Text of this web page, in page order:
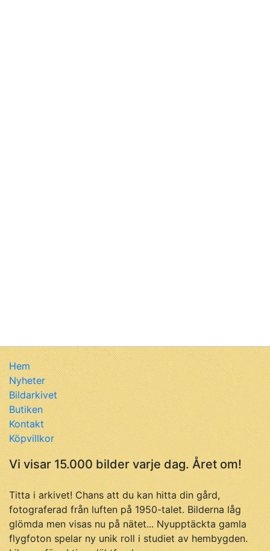
Hem
Nyheter
Bildarkivet
Butiken
Kontakt
Köpvillkor
Vi visar 15.000 bilder varje dag. Året om!
Titta i arkivet! Chans att du kan hitta din gård,
fotograferad från luften på 1950-talet. Bilderna låg
glömda men visas nu på nätet... Nyupptäckta gamla
flygfoton spelar ny unik roll i studiet av hembygden.